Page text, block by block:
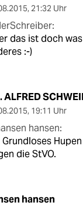
, 21:32 Uhr
das ist doch
:-)
ALFRED
, 19:11 Uhr
hansen:
die StVO.
hansen